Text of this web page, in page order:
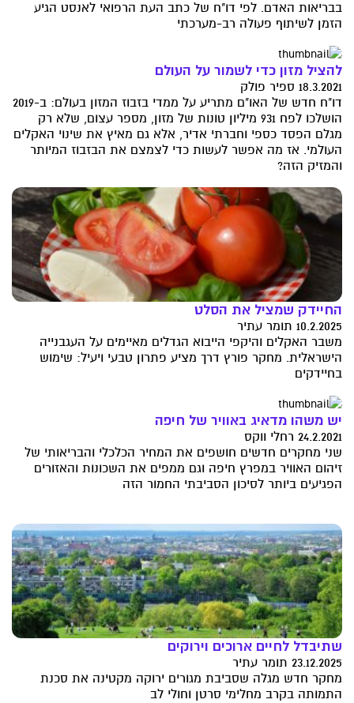
בבריאות האדם. לפי דו"ח של כתב העת הרפואי לאנסט הגיע
הזמן לשיתוף פעולה רב-מערכתי
להציל מזון כדי לשמור על העולם
18.3.2021 ספיר פולק
דו"ח חדש של האו"ם מתריע על ממדי בזבוז המזון בעולם: ב-2019
הושלכו לפח 931 מיליון טונות של מזון, מספר עצום, שלא רק
מגלם הפסד כספי וחברתי אדיר, אלא גם מאיץ את שינוי האקלים
העולמי. אז מה אפשר לעשות כדי לצמצם את הבזבוז המיותר
והמזיק הזה?
החיידק שמציל את הסלט
10.2.2025 תומר עתיר
משבר האקלים והיקפי הייבוא הגדלים מאיימים על העגבנייה
הישראלית. מחקר פורץ דרך מציע פתרון טבעי ויעיל: שימוש
בחיידקים
יש משהו מדאיג באוויר של חיפה
24.2.2021 רחלי ווקס
שני מחקרים חדשים חושפים את המחיר הכלכלי והבריאותי של
זיהום האוויר במפרץ חיפה וגם ממפים את השכונות והאזורים
הפגיעים ביותר לסיכון הסביבתי החמור הזה
שתיבדל לחיים ארוכים וירוקים
23.12.2025 תומר עתיר
מחקר חדש מגלה שסביבת מגורים ירוקה מקטינה את סכנת
התמותה בקרב מחלימי סרטן וחולי לב